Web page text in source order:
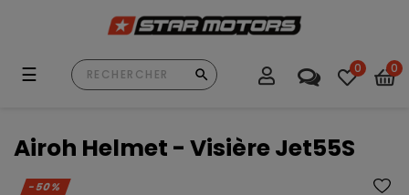
Basculer
☰ 0 0
Airoh Helmet - Visière Jet55S
-50%